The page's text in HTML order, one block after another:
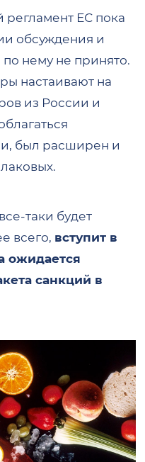
регламент ЕС пока
обсуждения и
нему не принято.
настаивают на
из России и
был расширен и
таки будет
всего, вступит в
ожидается
санкций в